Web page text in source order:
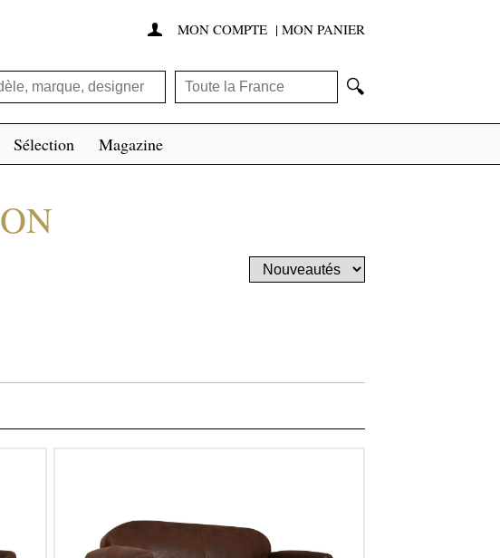
 MON COMPTE | MON PANIER
🔍
Sélection Magazine